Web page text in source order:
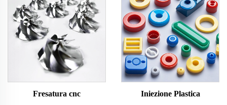
Fresatura cnc Iniezione Plastica